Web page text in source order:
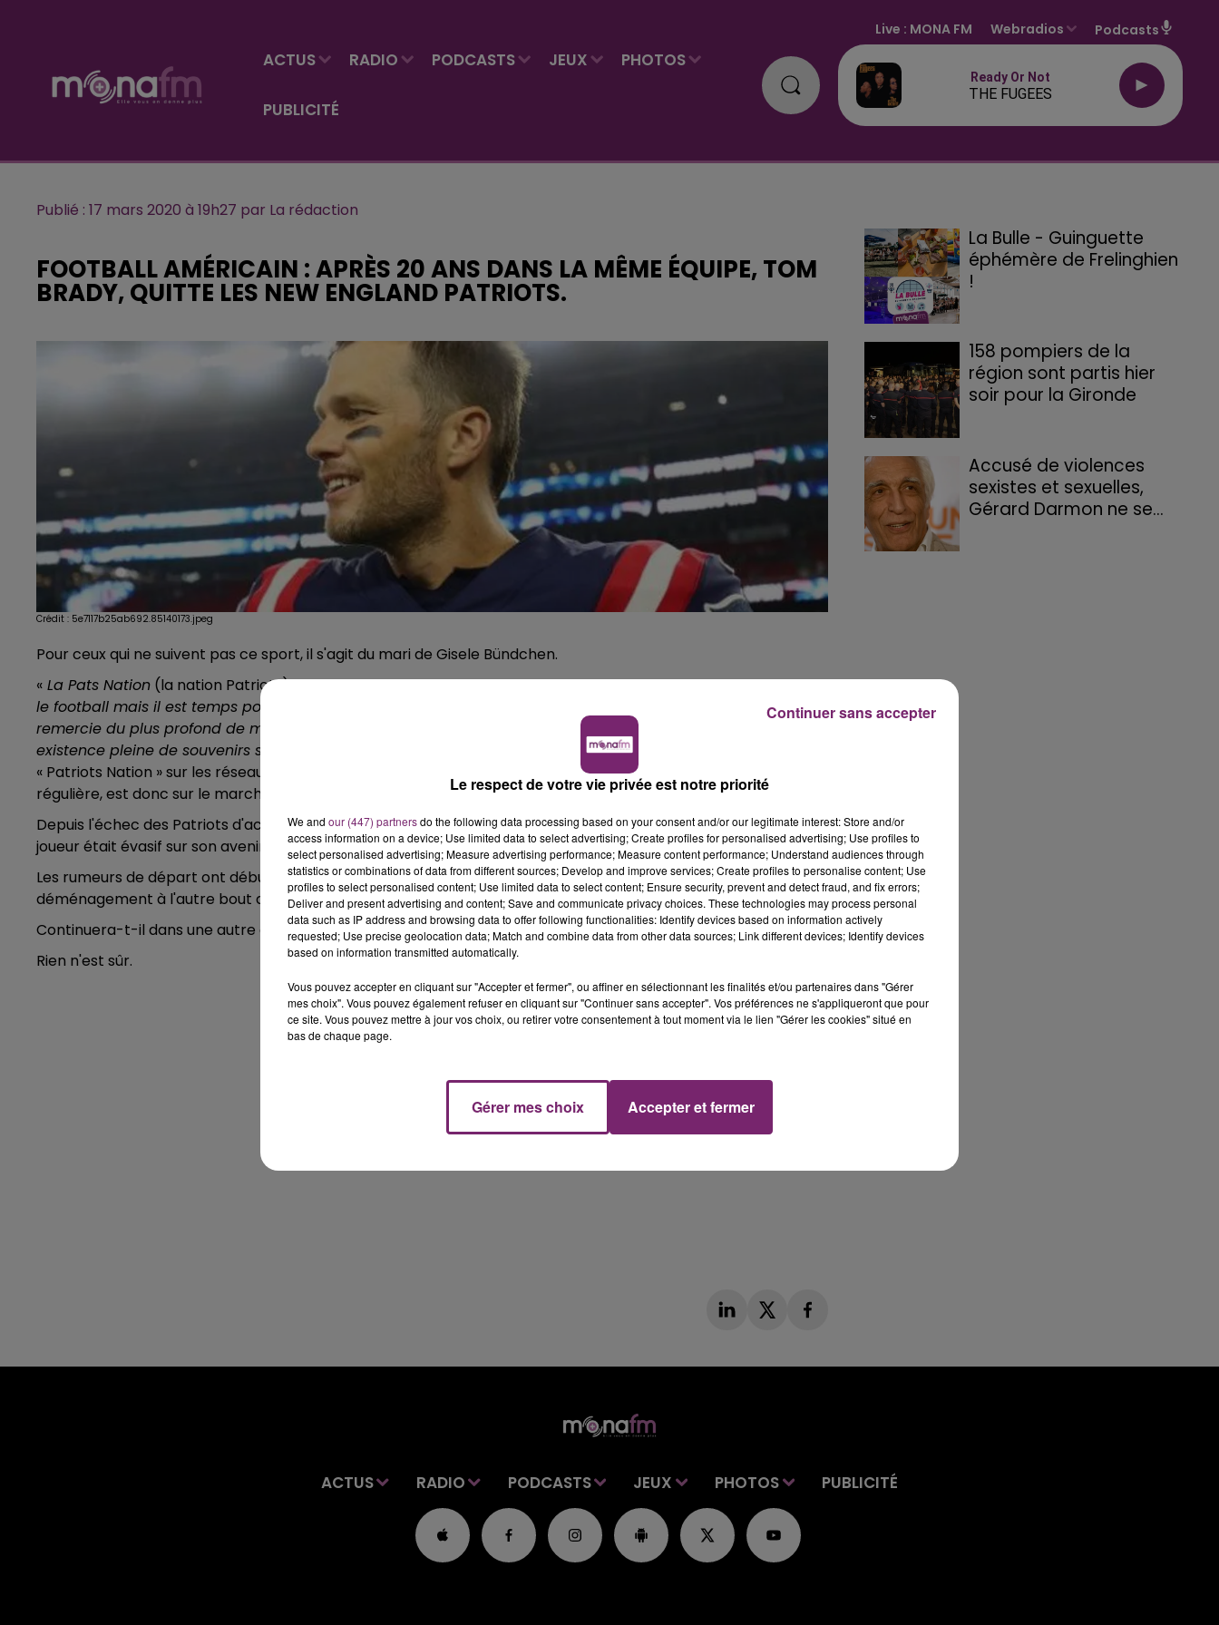
ACTUS RADIO PODCASTS JEUX PHOTOS
PUBLICITÉ
Live : MONA FM Webradios Podcasts
Ready Or Not
THE FUGEES
Publié : 17 mars 2020 à 19h27 par La rédaction
FOOTBALL AMÉRICAIN : APRÈS 20 ANS DANS LA MÊME ÉQUIPE, TOM
BRADY, QUITTE LES NEW ENGLAND PATRIOTS.
Crédit : 5e7117b25ab692.85140173.jpeg
Pour ceux qui ne suivent pas ce sport, il s'agit du mari de Gisele Bündchen.
« La Pats Nation (la nation Patriots)fera toujours partie de moi. Je ne sais pas ce que sera mon avenir dans
le football mais il est temps pour moi d'ouvrir une nouvelle page de ma vie et de ma carrière. Je vous
remercie du plus profond de mon coeur, je vous aimerai toujours vous et tous ces moments partagés, une
existence pleine de souvenirs sympas
», conclut le légendaire quarterback dans une lettre adressée à la
« Patriots Nation » sur les réseaux sociaux. Tom Brady, quadruple MVP du Super Bowl et triple MVP de la saison
régulière, est donc sur le marché pour la première fois de sa carrière.
Depuis l'échec des Patriots d'accéder au Superbowl, réalisant leur moins bonne saison depuis des années, le
joueur était évasif sur son avenir.
Les rumeurs de départ ont débutées quand Gisele Bündchen annonçait sur les réseaux sociaux leur
déménagement à l'autre bout des Etats-Unis.
Continuera-t-il dans une autre équipe ou arrêtera-t-il sa carrière ?
Rien n'est sûr.
La Bulle - Guinguette
éphémère de Frelinghien
!
158 pompiers de la
région sont partis hier
soir pour la Gironde
Accusé de violences
sexistes et sexuelles,
Gérard Darmon ne se...
ACTUS RADIO PODCASTS JEUX PHOTOS PUBLICITÉ
Le respect de votre vie privée est notre priorité
We and our (447) partnersdo the following data processing based on your consent and/or our legitimate interest: Store and/or
access information on a device; Use limited data to select advertising; Create profiles for personalised advertising; Use profiles to
select personalised advertising; Measure advertising performance; Measure content performance; Understand audiences through
statistics or combinations of data from different sources; Develop and improve services; Create profiles to personalise content; Use
profiles to select personalised content; Use limited data to select content; Ensure security, prevent and detect fraud, and fix errors;
Deliver and present advertising and content; Save and communicate privacy choices. These technologies may process personal
data such as IP address and browsing data to offer following functionalities: Identify devices based on information actively
requested; Use precise geolocation data; Match and combine data from other data sources; Link different devices; Identify devices
based on information transmitted automatically.
Vous pouvez accepter en cliquant sur "Accepter et fermer", ou affiner en sélectionnant les finalités et/ou partenaires dans "Gérer
mes choix". Vous pouvez également refuser en cliquant sur "Continuer sans accepter". Vos préférences ne s'appliqueront que pour
ce site. Vous pouvez mettre à jour vos choix, ou retirer votre consentement à tout moment via le lien "Gérer les cookies" situé en
bas de chaque page.
Gérer mes choix Accepter et fermer
Continuer sans accepter